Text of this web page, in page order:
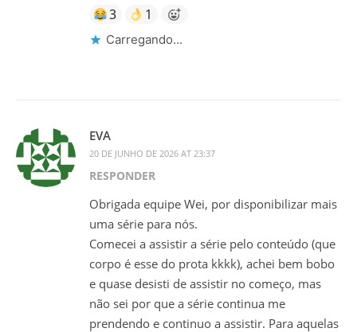
3 1
Carregando...
EVA
20 DE JUNHO DE 2026 AT 23:37
RESPONDER
Obrigada equipe Wei, por disponibilizar mais
uma série para nós.
Comecei a assistir a série pelo conteúdo (que
corpo é esse do prota kkkk), achei bem bobo
e quase desisti de assistir no começo, mas
não sei por que a série continua me
prendendo e continuo a assistir. Para aquelas